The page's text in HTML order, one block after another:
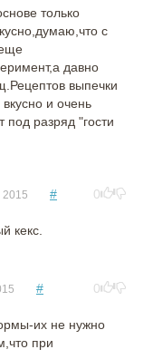
только
с
давно
выпечки
и очень
под разряд "гости
2015 # 0
кекс.
# 0
их не нужно
при